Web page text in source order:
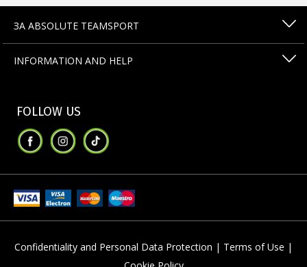
ЗА ABSOLUTE TEAMSPORT
INFORMATION AND HELP
FOLLOW US
Confidentiality and Personal Data Protection | Terms of Use |